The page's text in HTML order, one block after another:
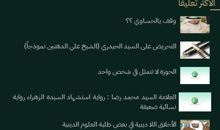
وقف يالحساوي ؟؟
التحريض على السيد الحيدري (الشيخ علي الدهنين نموذجاً)
الحوزة لا تتمثل في شخص واحد
العلامة السيد محمد رضا : رواية استشهاد السيدة الزهراء رواية
نسائية ضعيفة
الأخلاق اللا دينية في بعض طلبة العلوم الدينية